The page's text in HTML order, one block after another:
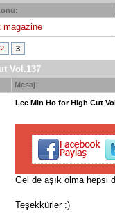
magazine
2 3
Vol.137
Mesaj
Lee Min Ho for High Cut
Gel de aşık olma hepsi
Teşekkürler :)